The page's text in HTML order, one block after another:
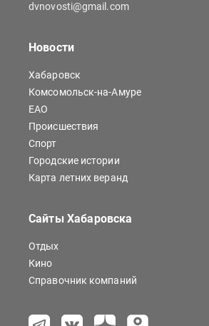
dvnovosti@gmail.com
Новости
Хабаровск
Комсомольск-на-Амуре
ЕАО
Происшествия
Спорт
Городские истории
Карта летних веранд
Сайты Хабаровска
Отдых
Кино
Справочник компаний